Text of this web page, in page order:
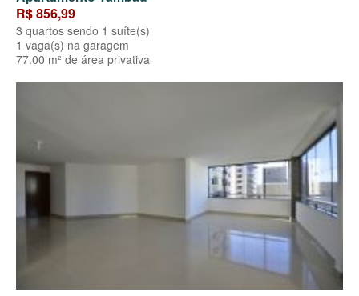
R$ 856,99
3 quartos sendo 1 suíte(s)
1 vaga(s) na garagem
77.00 m² de área privativa